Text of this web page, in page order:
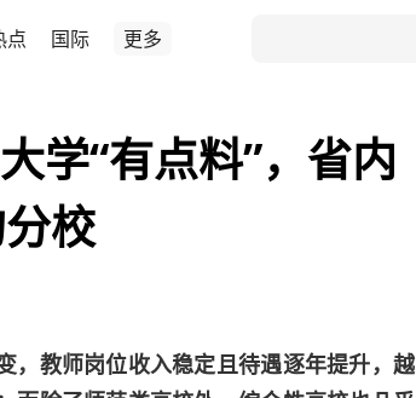
点 国际 更多
学“有点料”，省内
校
，教师岗位收入稳定且待遇逐年提升，越